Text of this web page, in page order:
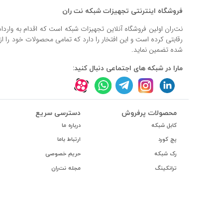
فروشگاه اینترنتی تجهیزات شبکه نت ران
نت‌ران اولین فروشگاه آنلاین تجهیزات شبکه است که اقدام به
رقابتی کرده است و این افتخار را دارد که تمامی محصولات خود
شده تضمین نماید.
مارا در شبکه های اجتماعی دنبال کنید:
محصولات پرفروش
کابل شبکه
پچ کورد
رک شبکه
ترانکینگ
دسترسی سریع
درباره ما
ارتباط باما
حریم خصوصی
مجله نت‌ران